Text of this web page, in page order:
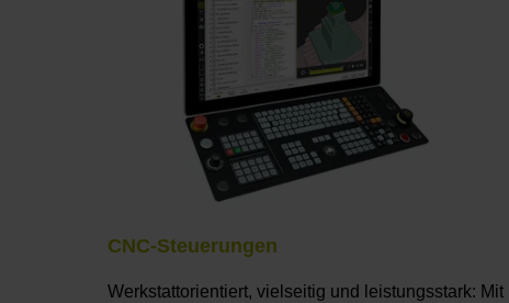
CNC-Steuerungen
Werkstattorientiert, vielseitig und leistungsstark: Mit